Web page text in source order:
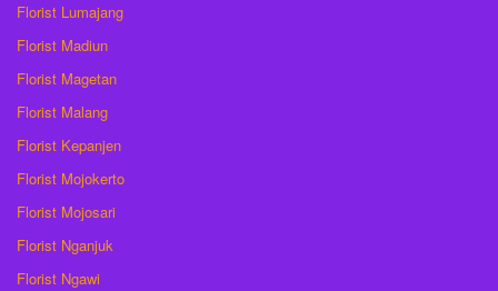
Florist Lumajang
Florist Madiun
Florist Magetan
Florist Malang
Florist Kepanjen
Florist Mojokerto
Florist Mojosari
Florist Nganjuk
Florist Ngawi